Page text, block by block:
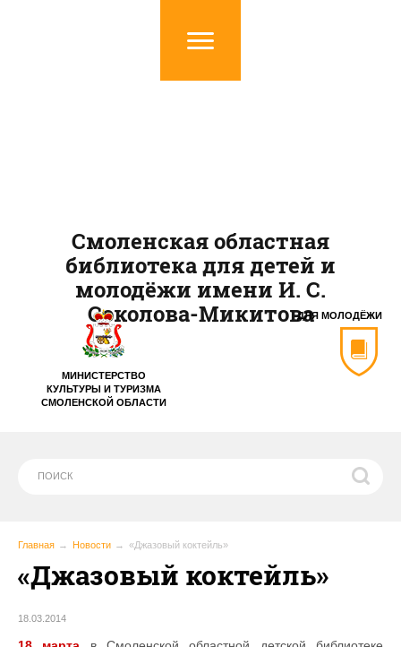
МИНИСТЕРСТВО
КУЛЬТУРЫ И ТУРИЗМА
СМОЛЕНСКОЙ ОБЛАСТИ
ДЛЯ МОЛОДЁЖИ
Смоленская областная
библиотека для детей и
молодёжи имени И. С.
Соколова-Микитова
Главная Новости «Джазовый коктейль»
«Джазовый коктейль»
18.03.2014